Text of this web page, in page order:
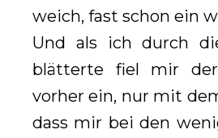
weich, fast schon ein
Und als ich durch
blätterte fiel mir
vorher ein, nur mit
dass mir bei den